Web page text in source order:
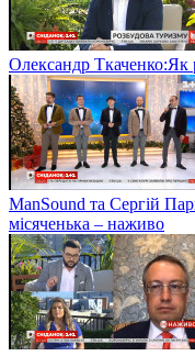
Олександр Ткаченко:Як
ManSound та Сергій
місяченька – наживо